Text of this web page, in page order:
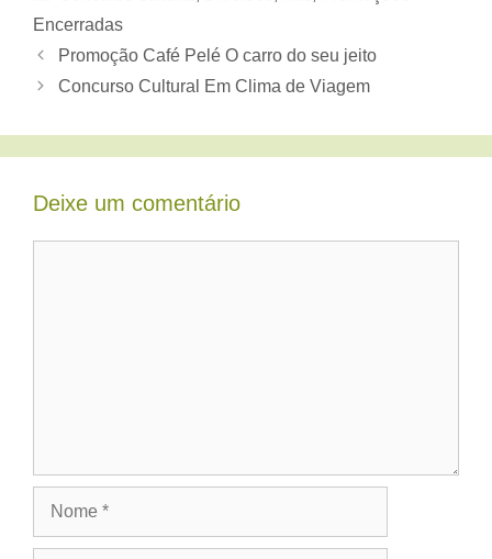
Encerradas
Promoção Café Pelé O carro do seu jeito
Concurso Cultural Em Clima de Viagem
Deixe um comentário